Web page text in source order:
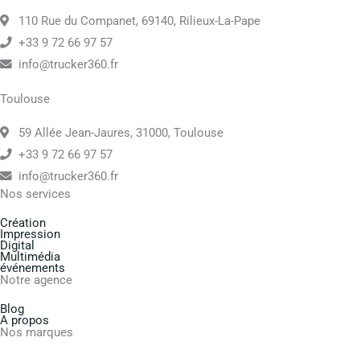
110 Rue du Companet, 69140, Rilieux-La-Pape
+33 9 72 66 97 57
info@trucker360.fr
Toulouse
59 Allée Jean-Jaures, 31000, Toulouse
+33 9 72 66 97 57
info@trucker360.fr
Nos services
Création
Impression
Digital
Multimédia
événements
Notre agence
Blog
A propos
Nos marques